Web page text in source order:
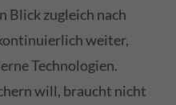
Blick zugleich nach
weiter,
Technologien.
will, braucht nicht